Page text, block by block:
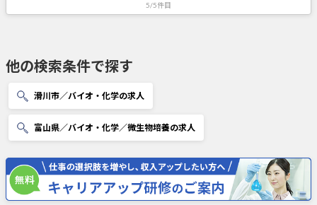
5/5件目
他の検索条件で探す
滑川市／バイオ・化学の求人
富山県／バイオ・化学／微生物培養の求人